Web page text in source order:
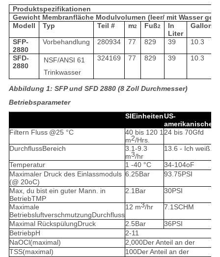
Produktspezifikationen
Gewicht Membranfläche Modulvolumen (leer/ mit Wasser
Modell
Typ Teil # m2 Fuß2
In
Liter
SFP-
2880
Vorbehandlung 280934 77 829 39 10.3
SFD-
2880
NSF/ANSI 61
Trinkwasser
324169 77 829 39 10.3
Abbildung 1: SFP und SFD 2880 (8 Zoll Durchmesser)
Betriebsparameter
SI EinheitenUS-
amerikanische
Filtern Fluss @25 °C 40 bis 120 1
m2/Hrs.
24 bis 70Gfd
DurchflussBereich
3.1-9.3
m3/hr
13.6 - Ich weiß.
Temperatur 1 -40 °C 34-104oF
Maximaler Druck des Einlassmoduls
(@ 20oC)
6.25 Bar 93.75 PSI
Max, du bist ein guter Mann. in
BetriebTMP
2.1 Bar 30PSI
Maximale
Betriebsluftverschmutzung Durchfluss
12 m3/hr 7.1SCHM
Maximal Rückspülung Druck 2.5 Bar 36 PSI
BetriebpH 2-11
NaOCl (maximal) 2,000Der Anteil an der
TSS(maximal) 100Der Anteil an der